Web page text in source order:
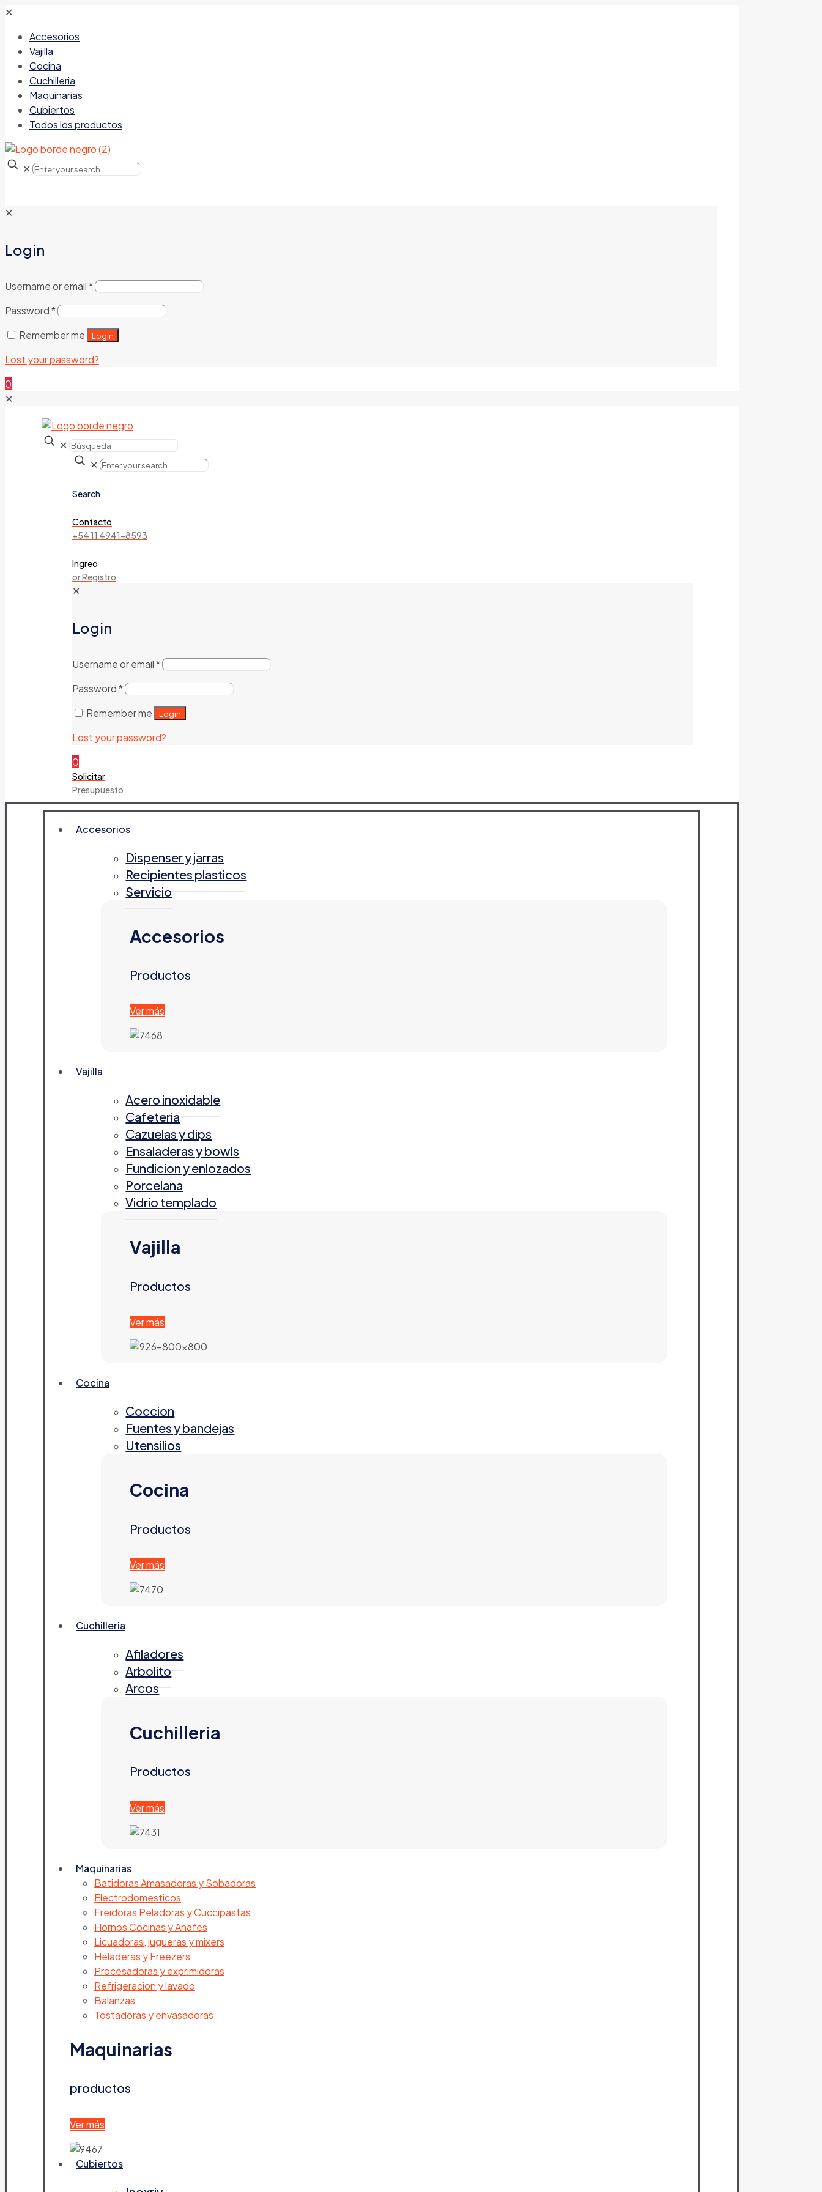
✕
Accesorios
Vajilla
Cocina
Cuchilleria
Maquinarias
Cubiertos
Todos los productos
✕
✕
Login
Username or email*
Password*
Remember me
Login
Lost your password?
0
✕
✕
✕
Search
Contacto
+54 11 4941-8593
Ingreo
or Registro
✕
Login
Username or email*
Password*
Remember me
Login
Lost your password?
0
Solicitar
Presupuesto
Accesorios
Dispenser y jarras
Recipientes plasticos
Servicio
Accesorios
Productos
Ver más
Vajilla
Acero inoxidable
Cafeteria
Cazuelas y dips
Ensaladeras y bowls
Fundicion y enlozados
Porcelana
Vidrio templado
Vajilla
Productos
Ver más
Cocina
Coccion
Fuentes y bandejas
Utensilios
Cocina
Productos
Ver más
Cuchilleria
Afiladores
Arbolito
Arcos
Cuchilleria
Productos
Ver más
Maquinarias
Batidoras Amasadoras y Sobadoras
Electrodomesticos
Freidoras Peladoras y Cuccipastas
Hornos Cocinas y Anafes
Licuadoras, jugueras y mixers
Heladeras y Freezers
Procesadoras y exprimidoras
Refrigeracion y lavado
Balanzas
Tostadoras y envasadoras
Maquinarias
productos
Ver más
Cubiertos